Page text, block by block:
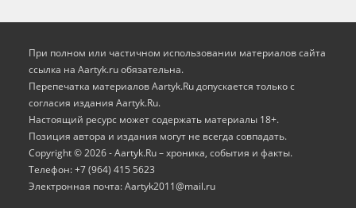
При полном или частичном использовании материалов сайта
ссылка на Aartyk.ru oбязательна.
Перепечатка материалов Aartyk.Ru допускается только с
согласия издания Aartyk.Ru.
Настоящий ресурс может содержать материалы 18+.
Позиция автора и издания могут не всегда совпадать.
Copyright © 2026 - Aartyk.Ru – хроника, события и факты.
Телефон: +7 (964) 415 5623
Электронная почта: Aartyk2011@mail.ru